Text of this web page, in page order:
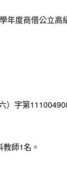
學年度商借公立高
）字第
教師1名。